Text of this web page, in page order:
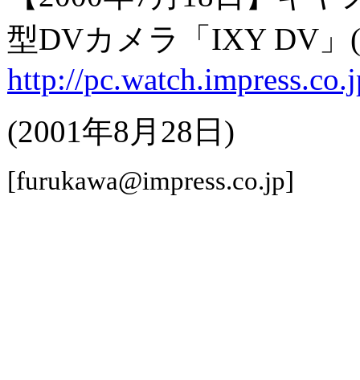
型DVカメラ「IXY DV」
http://
(2001年8月28日)
[furukawa@impress.co.jp]